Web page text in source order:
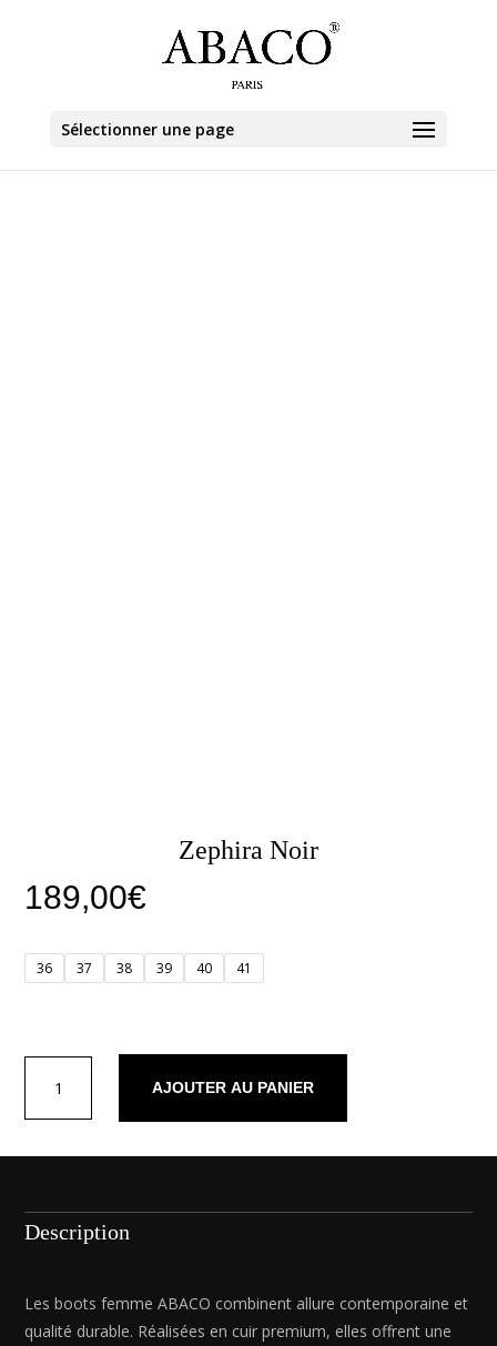
Sélectionner une page
Zephira Noir
189,00€
36 37 38 39 40 41
Zephira
AJOUTER AU PANIER
Description
Les boots femme ABACO combinent allure contemporaine et
qualité durable. Réalisées en cuir premium, elles offrent une